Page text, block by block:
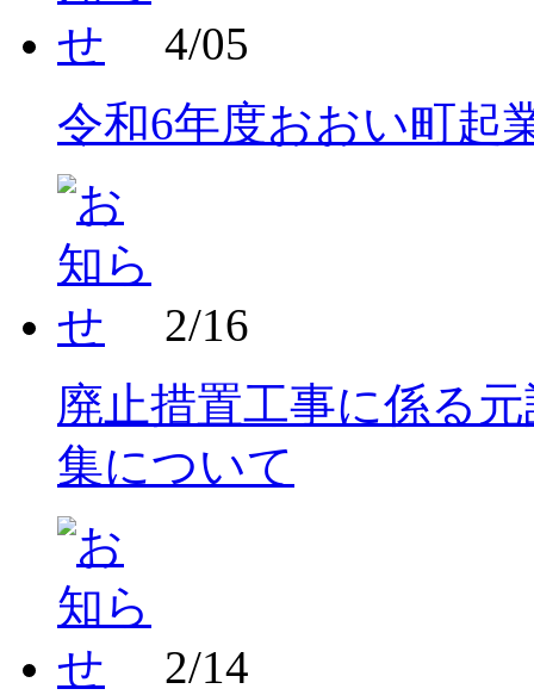
4/05
令和6年度おおい町起
2/16
廃止措置工事に係る
集について
2/14